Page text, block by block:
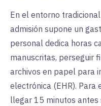
En el entorno
admisión supone un
personal dedica horas
manuscritas, perseguir
archivos en papel para
electrónica (EHR). Para
llegar 15 minutos